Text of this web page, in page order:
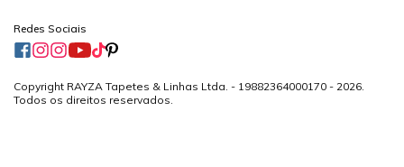
Redes Sociais
Copyright RAYZA Tapetes & Linhas Ltda. - 19882364000170 - 2026.
Todos os direitos reservados.